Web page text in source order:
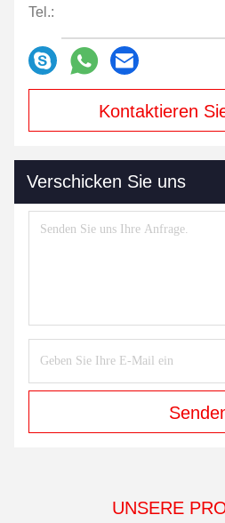
Tel.:
Kontaktieren
Verschicken Sie uns
UNSERE